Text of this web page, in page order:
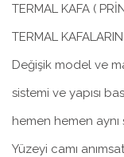
TERMAL KAFA (
TERMAL KAFALARIN
Değişik model ve
sistemi ve yapısı
hemen hemen aynı
Yüzeyi camı